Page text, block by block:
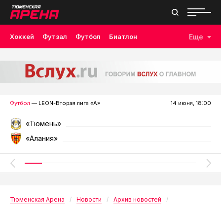
Хоккей Футзал Футбол Биатлон Еще
Футбол — LEON-Вторая лига «А» 14 июня, 18:00
«Тюмень»
«Алания»
Тюменская Арена Новости Архив новостей